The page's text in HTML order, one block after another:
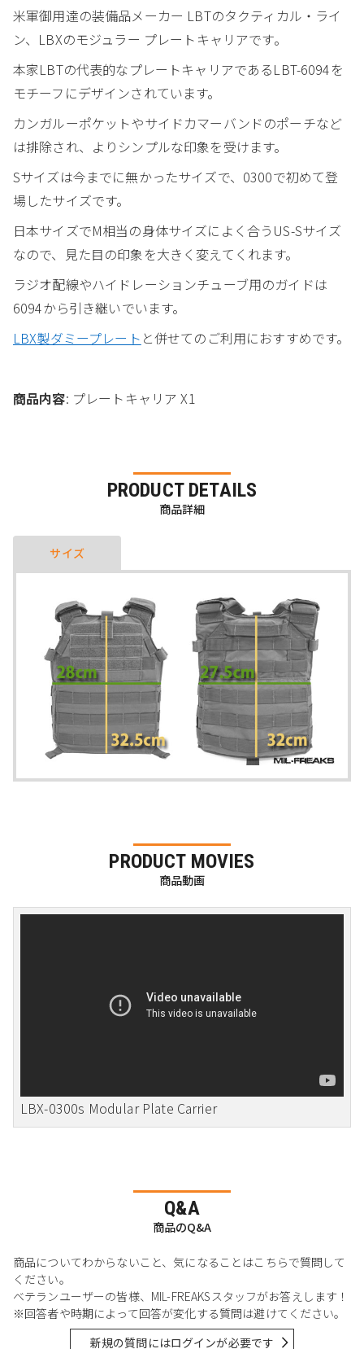
米軍御用達の装備品メーカー LBTのタクティカル・ライ
ン、LBXのモジュラー プレートキャリアです。
本家LBTの代表的なプレートキャリアであるLBT-6094を
モチーフにデザインされています。
カンガルーポケットやサイドカマーバンドのポーチなど
は排除され、よりシンプルな印象を受けます。
Sサイズは今までに無かったサイズで、0300で初めて登
場したサイズです。
日本サイズでM相当の身体サイズによく合うUS-Sサイズ
なので、見た目の印象を大きく変えてくれます。
ラジオ配線やハイドレーションチューブ用のガイドは
6094から引き継いでいます。
LBX製ダミープレート と併せてのご利用におすすめです。
商品内容: プレートキャリア X1
PRODUCT DETAILS
商品詳細
サイズ
PRODUCT MOVIES
商品動画
LBX-0300s Modular Plate Carrier
Q&A
商品のQ&A
商品についてわからないこと、気になることはこちらで質問して
ください。
ベテランユーザーの皆様、MIL-FREAKSスタッフがお答えします！
※回答者や時期によって回答が変化する質問は避けてください。
新規の質問にはログインが必要です